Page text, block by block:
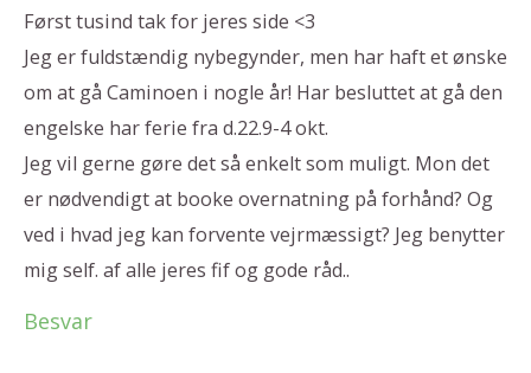
Først tusind tak for jeres side <3
Jeg er fuldstændig nybegynder, men har haft et ønske
om at gå Caminoen i nogle år! Har besluttet at gå den
engelske har ferie fra d.22.9-4 okt.
Jeg vil gerne gøre det så enkelt som muligt. Mon det
er nødvendigt at booke overnatning på forhånd? Og
ved i hvad jeg kan forvente vejrmæssigt? Jeg benytter
mig self. af alle jeres fif og gode råd..
Besvar